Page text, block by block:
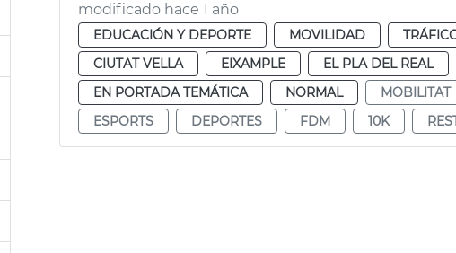
modificado hace 1 año
EDUCACIÓN Y DEPORTE MOVILIDAD
CIUTAT VELLA
EIXAMPLE EL PLA DEL REAL
EN PORTADA TEMÁTICA
NORMAL MOBILITAT
ESPORTS
DEPORTES FDM 10K